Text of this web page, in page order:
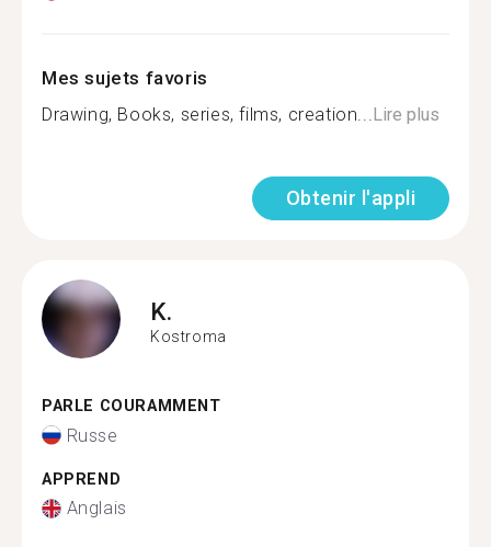
Mes sujets favoris
Drawing, Books, series, films, creation...Lire plus
Obtenir l'appli
K.
Kostroma
PARLE COURAMMENT
Russe
APPREND
Anglais